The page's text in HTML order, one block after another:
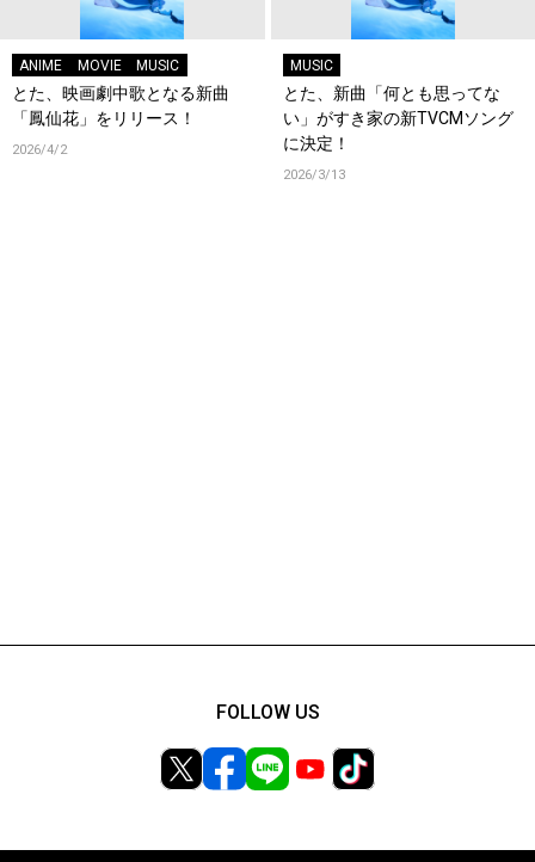
ANIME MOVIE MUSIC
とた、映画劇中歌となる新曲
「鳳仙花」をリリース！
2026/4/2
MUSIC
とた、新曲「何とも思ってな
い」がすき家の新TVCMソング
に決定！
2026/3/13
FOLLOW US